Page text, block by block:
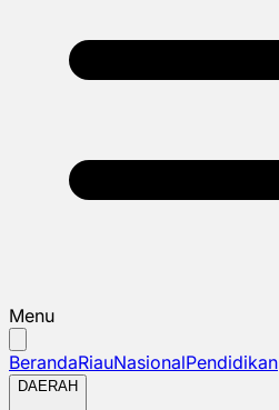
Menu
BerandaRiauNasionalPendidikan
DAERAH